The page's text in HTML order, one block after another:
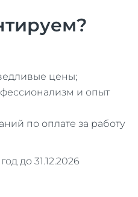
цены;
и опыт
по оплате за работу
до 31.12.2026